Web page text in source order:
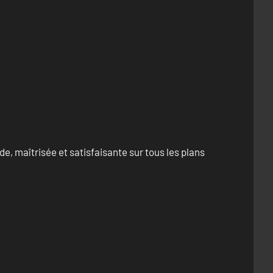
maîtrisée et satisfaisante sur tous les plans